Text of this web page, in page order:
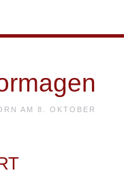
AM 8. OKTOBER